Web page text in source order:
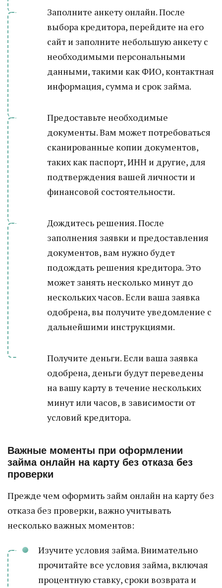
Заполните анкету онлайн. После
выбора кредитора, перейдите на его
сайт и заполните небольшую анкету с
необходимыми персональными
данными, такими как ФИО, контактная
информация, сумма и срок займа.
Предоставьте необходимые
документы. Вам может потребоваться
сканированные копии документов,
таких как паспорт, ИНН и другие, для
подтверждения вашей личности и
финансовой состоятельности.
Дождитесь решения. После
заполнения заявки и предоставления
документов, вам нужно будет
подождать решения кредитора. Это
может занять несколько минут до
нескольких часов. Если ваша заявка
одобрена, вы получите уведомление с
дальнейшими инструкциями.
Получите деньги. Если ваша заявка
одобрена, деньги будут переведены
на вашу карту в течение нескольких
минут или часов, в зависимости от
условий кредитора.
Важные моменты при оформлении
займа онлайн на карту без отказа без
проверки
Прежде чем оформить займ онлайн на карту без
отказа без проверки, важно учитывать
несколько важных моментов:
Изучите условия займа. Внимательно
прочитайте все условия займа, включая
процентную ставку, сроки возврата и